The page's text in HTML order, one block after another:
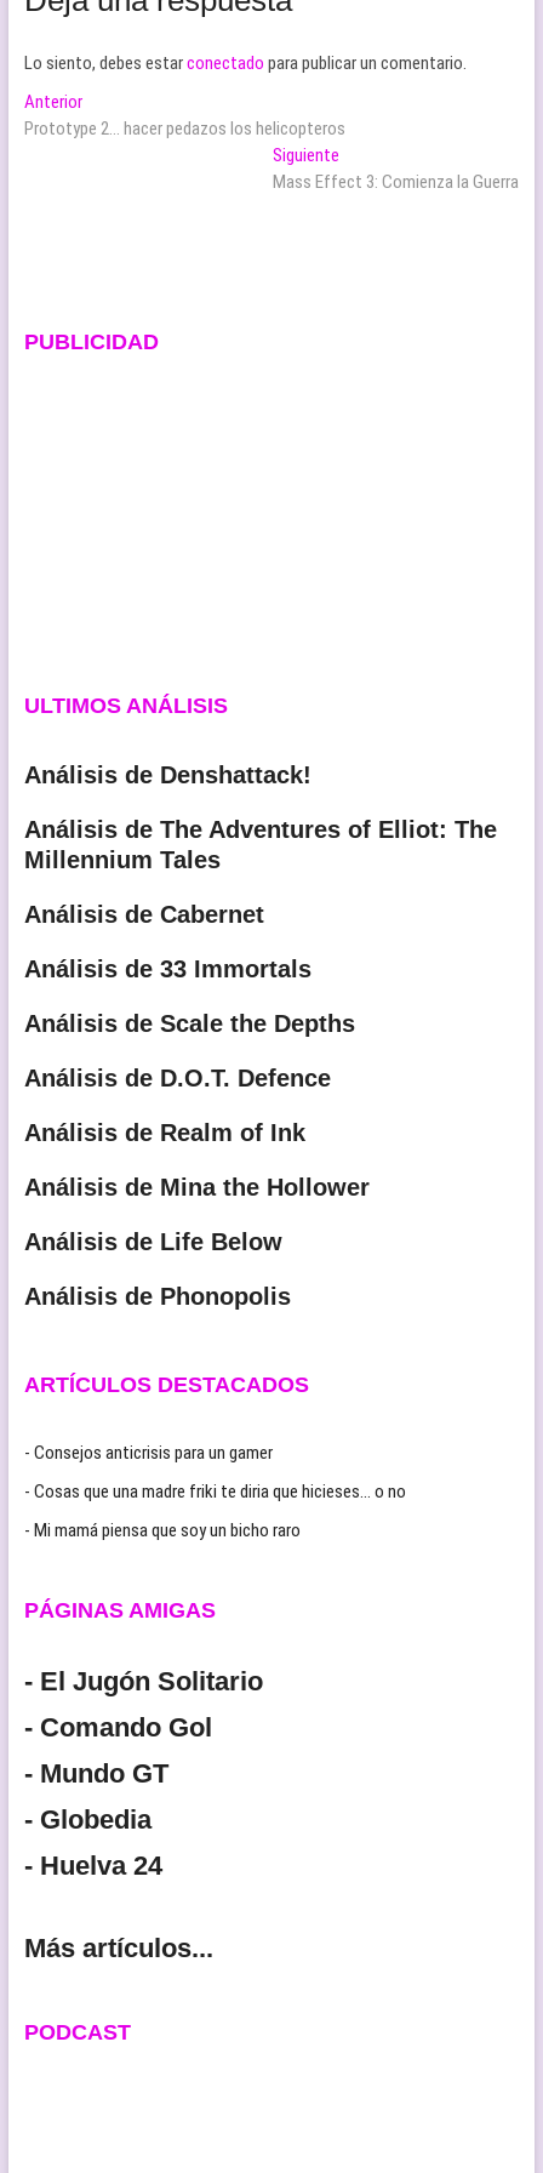
Lo siento, debes estarconectado para publicar un comentario.
Navegación
de
AnteriorEntrada
anterior:
Prototype 2… hacer pedazos los helicopteros
Siguiente
siguiente:
Mass Effect 3: Comienza la Guerra
PUBLICIDAD
ULTIMOS ANÁLISIS
Análisis de Denshattack!
Análisis de The Adventures of Elliot: The
Millennium Tales
Análisis de Cabernet
Análisis de 33 Immortals
Análisis de Scale the Depths
Análisis de D.O.T. Defence
Análisis de Realm of Ink
Análisis de Mina the Hollower
Análisis de Life Below
Análisis de Phonopolis
ARTÍCULOS DESTACADOS
- Consejos anticrisis para un gamer
- Cosas que una madre friki te diria que hicieses… o no
- Mi mamá piensa que soy un bicho raro
PÁGINAS AMIGAS
- El Jugón Solitario
- Comando Gol
- Mundo GT
- Globedia
- Huelva 24
Más artículos...
PODCAST